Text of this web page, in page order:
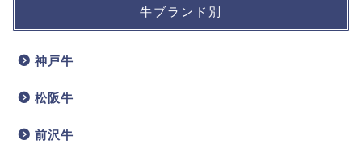
牛ブランド別
神戸牛
松阪牛
前沢牛